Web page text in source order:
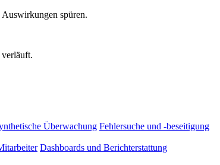
spüren.
Überwachung Fehlersuche und -beseitigung
Dashboards und Berichterstattung